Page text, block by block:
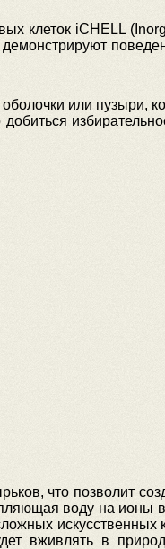
клеток iCHELL
демонстрируют
или пузыри,
что позволит
воду на ионы
вживлять в